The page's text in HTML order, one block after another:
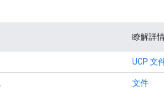
瞭解詳
UCP 文
文件